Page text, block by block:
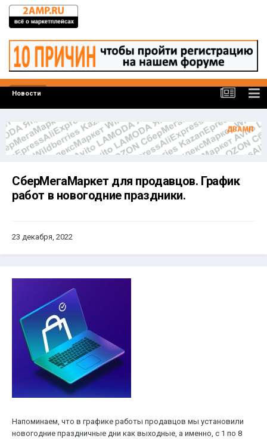
Новости
СберМегаМаркет для продавцов. График
работ в новогодние праздники.
23 декабря, 2022
Напоминаем, что в графике работы продавцов мы установили
новогодние праздничные дни как выходные, а именно, с 1 по 8